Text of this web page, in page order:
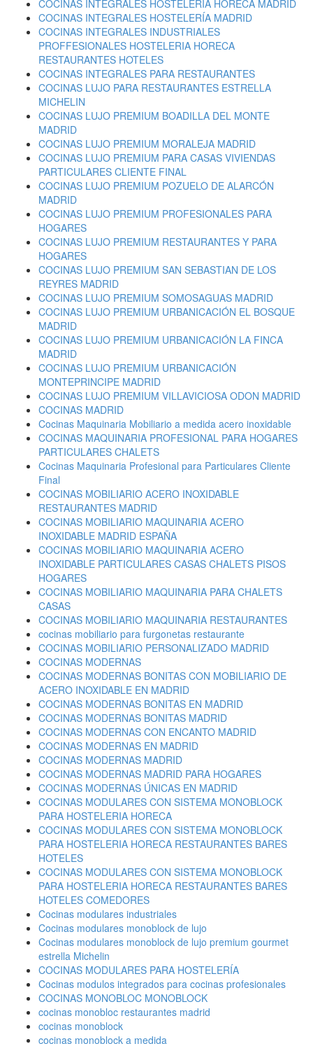
COCINAS INTEGRALES HOSTELERIA HORECA MADRID
COCINAS INTEGRALES HOSTELERÍA MADRID
COCINAS INTEGRALES INDUSTRIALES
PROFFESIONALES HOSTELERIA HORECA
RESTAURANTES HOTELES
COCINAS INTEGRALES PARA RESTAURANTES
COCINAS LUJO PARA RESTAURANTES ESTRELLA
MICHELIN
COCINAS LUJO PREMIUM BOADILLA DEL MONTE
MADRID
COCINAS LUJO PREMIUM MORALEJA MADRID
COCINAS LUJO PREMIUM PARA CASAS VIVIENDAS
PARTICULARES CLIENTE FINAL
COCINAS LUJO PREMIUM POZUELO DE ALARCÓN
MADRID
COCINAS LUJO PREMIUM PROFESIONALES PARA
HOGARES
COCINAS LUJO PREMIUM RESTAURANTES Y PARA
HOGARES
COCINAS LUJO PREMIUM SAN SEBASTIAN DE LOS
REYRES MADRID
COCINAS LUJO PREMIUM SOMOSAGUAS MADRID
COCINAS LUJO PREMIUM URBANICACIÓN EL BOSQUE
MADRID
COCINAS LUJO PREMIUM URBANICACIÓN LA FINCA
MADRID
COCINAS LUJO PREMIUM URBANICACIÓN
MONTEPRINCIPE MADRID
COCINAS LUJO PREMIUM VILLAVICIOSA ODON MADRID
COCINAS MADRID
Cocinas Maquinaria Mobiliario a medida acero inoxidable
COCINAS MAQUINARIA PROFESIONAL PARA HOGARES
PARTICULARES CHALETS
Cocinas Maquinaria Profesional para Particulares Cliente
Final
COCINAS MOBILIARIO ACERO INOXIDABLE
RESTAURANTES MADRID
COCINAS MOBILIARIO MAQUINARIA ACERO
INOXIDABLE MADRID ESPAÑA
COCINAS MOBILIARIO MAQUINARIA ACERO
INOXIDABLE PARTICULARES CASAS CHALETS PISOS
HOGARES
COCINAS MOBILIARIO MAQUINARIA PARA CHALETS
CASAS
COCINAS MOBILIARIO MAQUINARIA RESTAURANTES
cocinas mobiliario para furgonetas restaurante
COCINAS MOBILIARIO PERSONALIZADO MADRID
COCINAS MODERNAS
COCINAS MODERNAS BONITAS CON MOBILIARIO DE
ACERO INOXIDABLE EN MADRID
COCINAS MODERNAS BONITAS EN MADRID
COCINAS MODERNAS BONITAS MADRID
COCINAS MODERNAS CON ENCANTO MADRID
COCINAS MODERNAS EN MADRID
COCINAS MODERNAS MADRID
COCINAS MODERNAS MADRID PARA HOGARES
COCINAS MODERNAS ÚNICAS EN MADRID
COCINAS MODULARES CON SISTEMA MONOBLOCK
PARA HOSTELERIA HORECA
COCINAS MODULARES CON SISTEMA MONOBLOCK
PARA HOSTELERIA HORECA RESTAURANTES BARES
HOTELES
COCINAS MODULARES CON SISTEMA MONOBLOCK
PARA HOSTELERIA HORECA RESTAURANTES BARES
HOTELES COMEDORES
Cocinas modulares industriales
Cocinas modulares monoblock de lujo
Cocinas modulares monoblock de lujo premium gourmet
estrella Michelin
COCINAS MODULARES PARA HOSTELERÍA
Cocinas modulos integrados para cocinas profesionales
COCINAS MONOBLOC MONOBLOCK
cocinas monobloc restaurantes madrid
cocinas monoblock
cocinas monoblock a medida